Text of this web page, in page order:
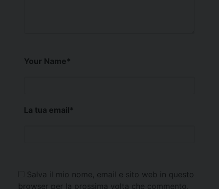
Your Name*
La tua email*
Salva il mio nome, email e sito web in questo
browser per la prossima volta che commento.